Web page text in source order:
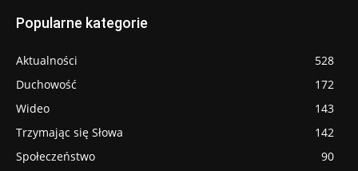
Popularne kategorie
Aktualności
528
Duchowość
172
Wideo
143
Trzymając się Słowa
142
Społeczeństwo
90